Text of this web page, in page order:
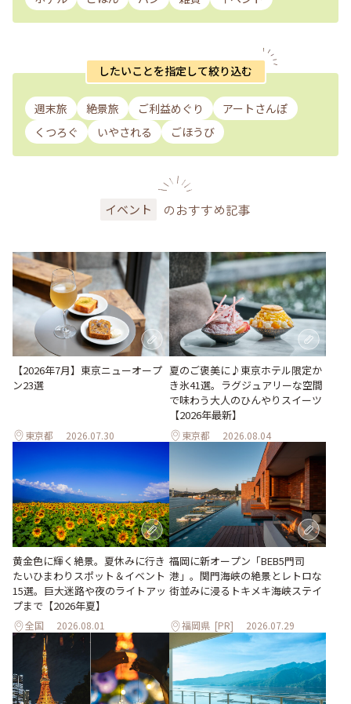
したいことを指定して絞り込む
週末旅 絶景旅 ご利益めぐり
アートさんぽ
くつろぐ
いやされる ごほうび
イベント のおすすめ記事
【2026年7月】東京ニューオープ
ン23選
東京都 2026.07.30
夏のご褒美に♪東京ホテル限定か
き氷41選。ラグジュアリーな空間
で味わう大人のひんやりスイーツ
【2026年最新】
東京都 2026.08.04
黄金色に輝く絶景。夏休みに行き
たいひまわりスポット＆イベント
15選。巨大迷路や夜のライトアッ
プまで【2026年夏】
全国 2026.08.01
福岡に新オープン「BEB5門司
港」。関門海峡の絶景とレトロな
街並みに浸るトキメキ海峡ステイ
福岡県 [PR] 2026.07.29